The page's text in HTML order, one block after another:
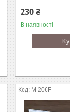
230 ₴
В наявності
М 206F